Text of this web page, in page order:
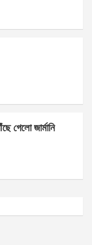
গেলো জার্মানি